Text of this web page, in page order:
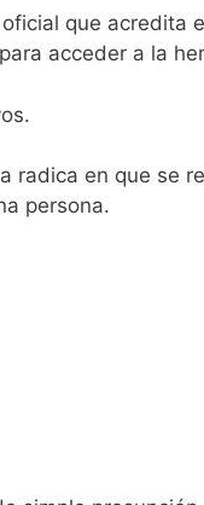
que acredita
acceder a la
en que se
persona.